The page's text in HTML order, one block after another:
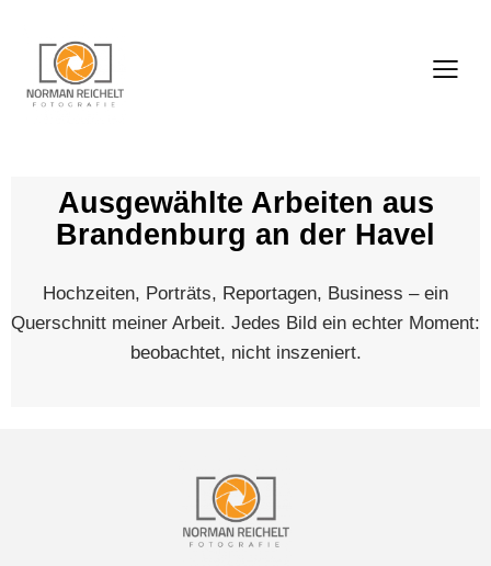
Ausgewählte Arbeiten aus
Brandenburg an der Havel
Hochzeiten, Porträts, Reportagen, Business – ein
Querschnitt meiner Arbeit. Jedes Bild ein echter Moment:
beobachtet, nicht inszeniert.